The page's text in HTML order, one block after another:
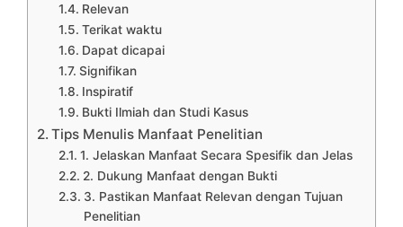
Relevan
Terikat waktu
Dapat dicapai
Signifikan
Inspiratif
Bukti Ilmiah dan Studi Kasus
Tips Menulis Manfaat Penelitian
1. Jelaskan Manfaat Secara Spesifik dan Jelas
2. Dukung Manfaat dengan Bukti
3. Pastikan Manfaat Relevan dengan Tujuan
Penelitian